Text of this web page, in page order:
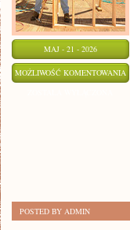
MAJ - 21 - 2026
MOŻLIWOŚĆ KOMENTOWANIA
POSTED BY ADMIN